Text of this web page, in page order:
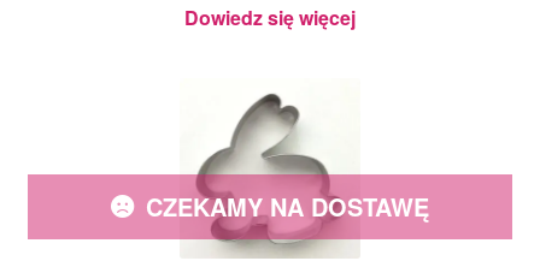
Dowiedz się więcej
CZEKAMY NA DOSTAWĘ